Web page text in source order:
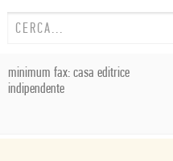
minimum fax: casa editrice
indipendente